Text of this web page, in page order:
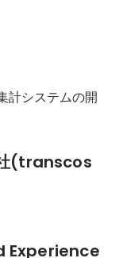
計システムの開
社(transcos